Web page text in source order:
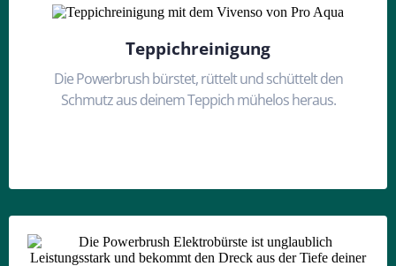
Teppichreinigung
Die Powerbrush bürstet, rüttelt und schüttelt den
Schmutz aus deinem Teppich mühelos heraus.